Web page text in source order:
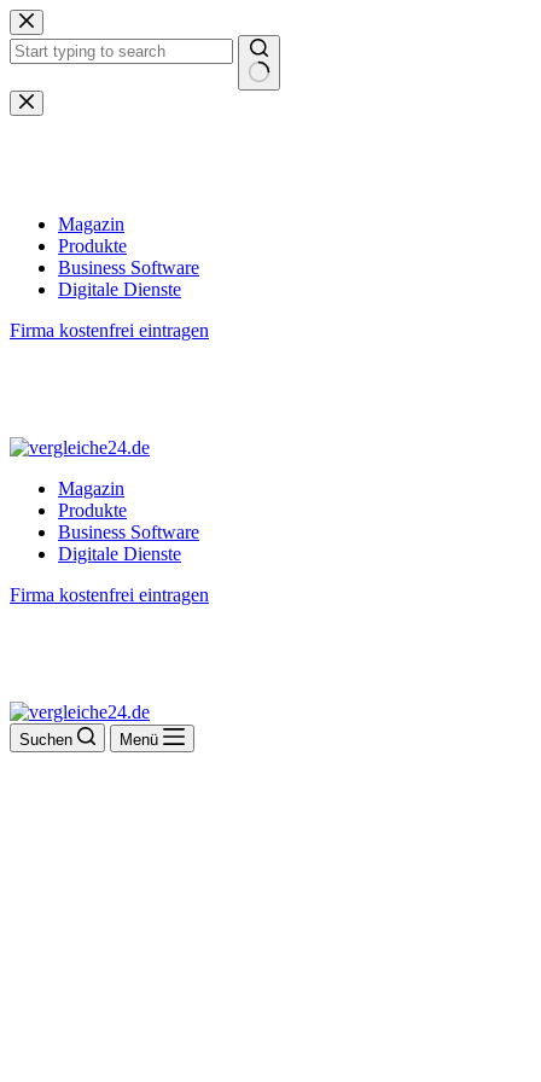
Zum
Inhalt
springen
Keine
Ergebnisse
Magazin
Produkte
Business Software
Digitale Dienste
Firma kostenfrei eintragen
Magazin
Produkte
Business Software
Digitale Dienste
Firma kostenfrei eintragen
Suchen Menü